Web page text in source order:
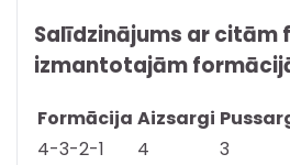
Salīdzinājums ar citām
izmantotajām
Formācija Aizsargi
4-3-2-1
4 3